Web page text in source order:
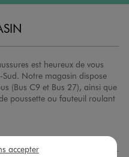
est heureux de vous
Notre magasin dispose
(Bus C9 et Bus 27), ainsi que
poussette ou fauteuil roulant
accepter